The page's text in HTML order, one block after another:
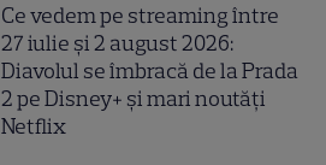
Ce vedem pe streaming între
27 iulie și 2 august 2026:
Diavolul se îmbracă de la Prada
2 pe Disney+ și mari noutăți
Netflix